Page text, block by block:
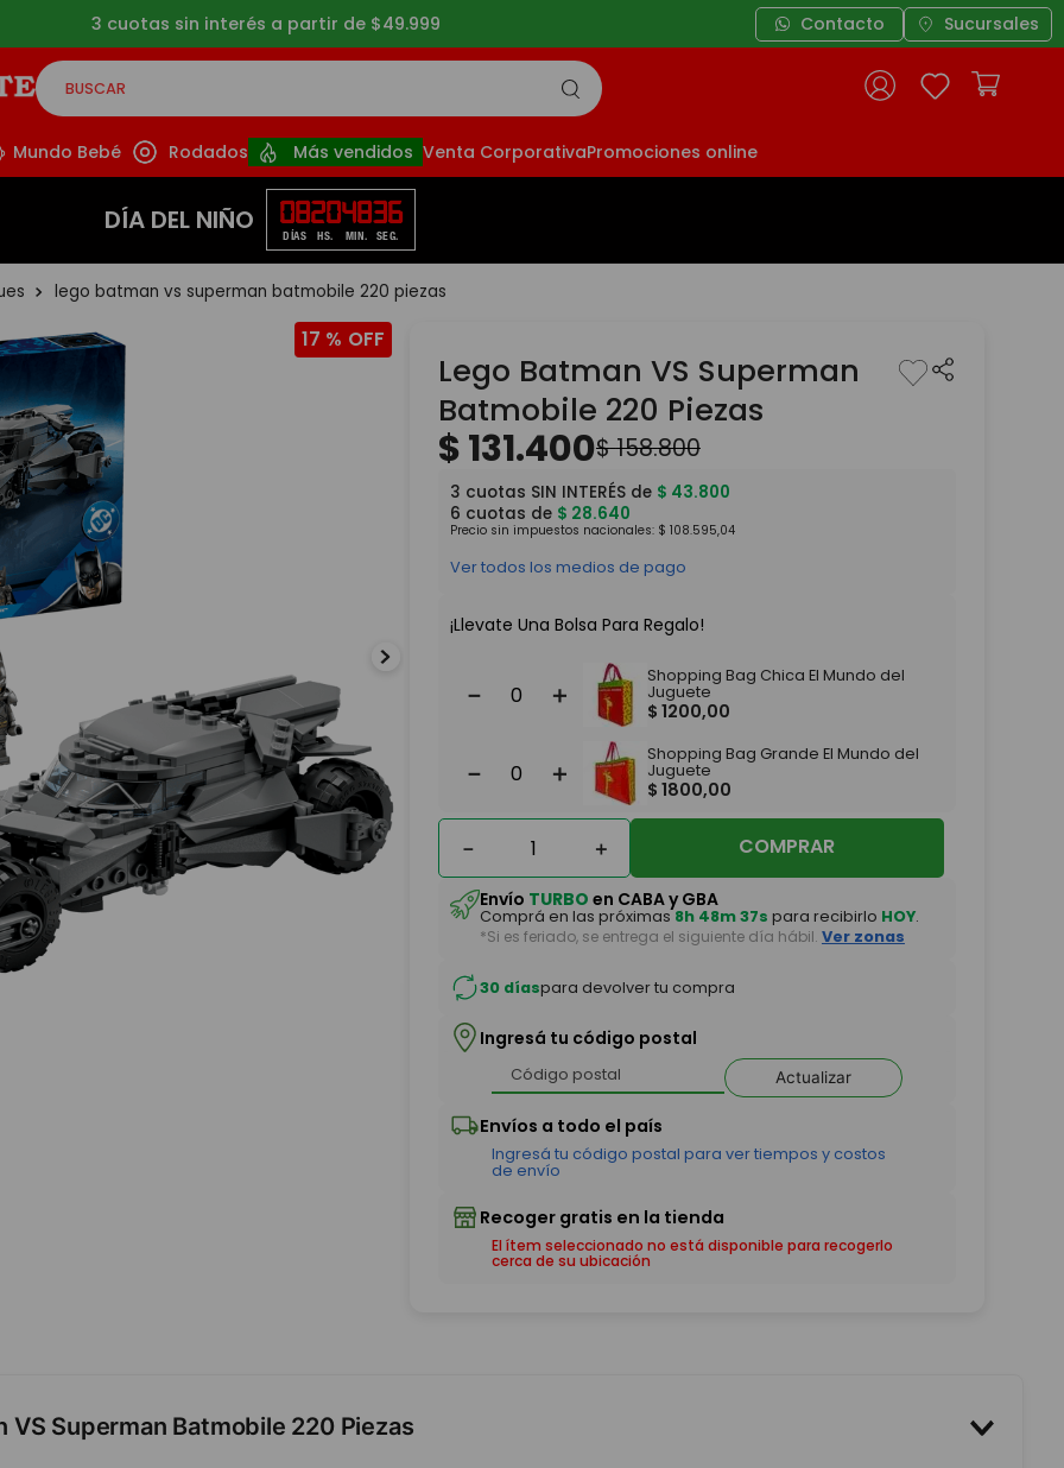
3 cuotas sin interés a partir de $49.999 Contacto Sucursales
BUSCAR
Mundo Bebé Rodados Más vendidos Venta CorporativaPromociones online
DÍA DEL NIÑO 08
DÍAS
20
HS.
48
MIN.
36
SEG.
lego batman vs superman batmobile 220 piezas
17 %
Lego Batman VS Superman
Batmobile 220 Piezas
$131.400$158.800
3 cuotas SIN INTERÉS de $ 43.800
6 cuotas de $ 28.640
Precio sin impuestos nacionales: $ 108.595,04
Ver todos los medios de pago
¡Llevate Una Bolsa Para Regalo!
＋
－
Shopping Bag Chica El Mundo del
Juguete
$ 1200,00
＋
－
Shopping Bag Grande El Mundo del
Juguete
$ 1800,00
＋
－ COMPRAR
Envío TURBO en CABA y GBA
Comprá en las próximas8h 48m 37s para recibirlo HOY.
*Si es feriado, se entrega el siguiente día hábil. Ver zonas
30 díaspara devolver tu compra
Ingresá tu código postal
Actualizar
El ítem seleccionado no está disponible para recogerlo
cerca de su ubicación
Superman Batmobile 220 Piezas